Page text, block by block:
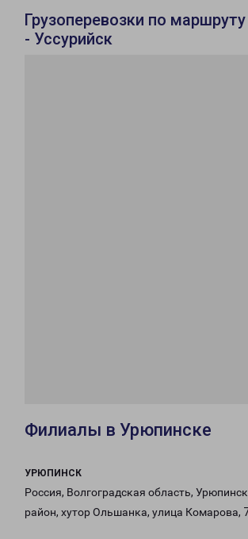
Грузоперевозки по
- Уссурийск
Филиалы в Урюпинске
УРЮПИНСК
Россия, Волгоградская область,
район, хутор Ольшанка, улица Комарова,